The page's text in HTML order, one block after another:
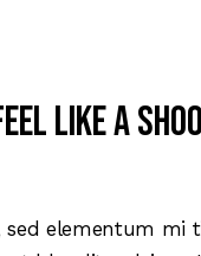
like a
elementum mi